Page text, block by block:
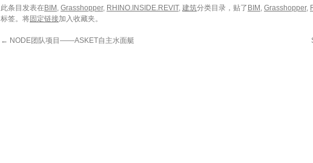
此条目发表在BIM , Grasshopper, RHINO.INSIDE.REVIT, 建筑分类目录，贴了 BIM , Grasshopper,
标签。将固定链接加入收藏夹。
← NODE团队项目——ASKET自主水面艇